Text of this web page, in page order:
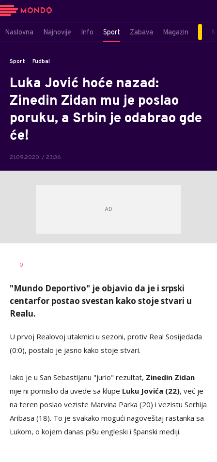
Naslovna Najnovije Info Sport Zabava Magazin
Sport Fudbal
Luka Jović hoće nazad:
Zinedin Zidan mu je poslao
poruku, a Srbin je odabrao gde
će!
21.09.2020. / 23:36
AUTOR
0
"Mundo Deportivo" je objavio da je i srpski
centarfor postao svestan kako stoje stvari u
Realu.
U prvoj Realovoj utakmici u sezoni, protiv Real Sosijedada
(0:0), postalo je jasno kako stoje stvari.
Iako je u San Sebastijanu "jurio" rezultat, Zinedin Zidan
nije ni pomislio da uvede sa klupe Luku Jovića (22), već je
na teren poslao veziste Marvina Parka (20) i vezistu Serhija
Aribasa (18). To je svakako mogući nagoveštaj rastanka sa
Lukom, o kojem danas pišu engleski i španski mediji.